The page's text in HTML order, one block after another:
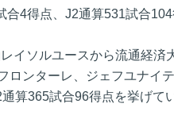
4得点、J2通算531試合104
イソルユースから流通経済
ロンターレ、ジェフユナイ
算365試合96得点を挙げて